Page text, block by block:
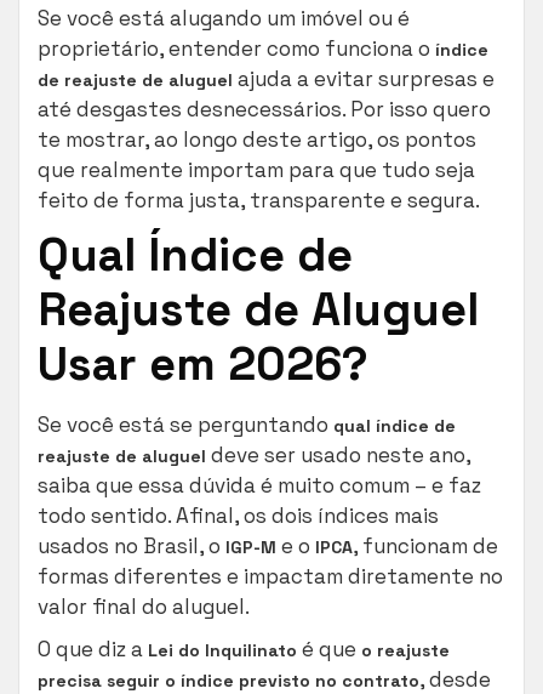
Se você está alugando um imóvel ou é
proprietário, entender como funciona o índice
de reajuste de aluguel ajuda a evitar surpresas e
até desgastes desnecessários. Por isso quero
te mostrar, ao longo deste artigo, os pontos
que realmente importam para que tudo seja
feito de forma justa, transparente e segura.
Qual Índice de
Reajuste de Aluguel
Usar em 2026?
Se você está se perguntando qual índice de
reajuste de aluguel deve ser usado neste ano,
saiba que essa dúvida é muito comum – e faz
todo sentido. Afinal, os dois índices mais
usados no Brasil, o IGP-M e o IPCA, funcionam de
formas diferentes e impactam diretamente no
valor final do aluguel.
O que diz a Lei do Inquilinato é que o reajuste
precisa seguir o índice previsto no contrato, desde